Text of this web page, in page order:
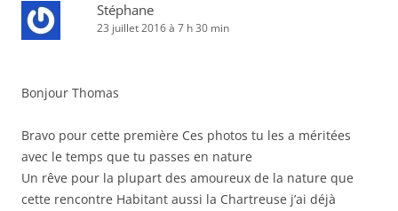
Stéphane
23 juillet 2016 à 7 h 30 min
Bonjour Thomas
Bravo pour cette première Ces photos tu les a méritées
avec le temps que tu passes en nature
Un rêve pour la plupart des amoureux de la nature que
cette rencontre Habitant aussi la Chartreuse j’ai déjà